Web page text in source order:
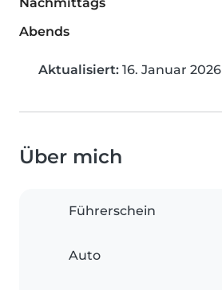
Abends
Aktualisiert: 16. Januar 2026
Über mich
Führerschein
Auto